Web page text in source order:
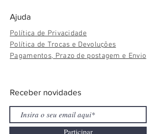
Ajuda
Política de Privacidade
Política de Trocas e Devoluções
Pagamentos, Prazo de postagem e Envio
Receber novidades
Participar